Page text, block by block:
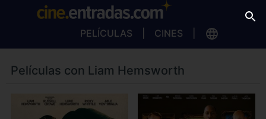
PELÍCULAS CINES
Películas con Liam Hemsworth